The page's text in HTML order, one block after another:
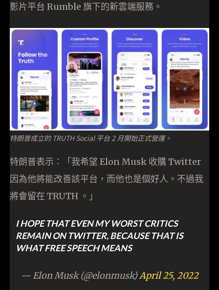
影片平台 Rumble 旗下的新雲端服務。
特朗普成立的 TRUTH Social 平台 2 月開始正式營運。
特朗普表示：「我希望 Elon Musk 收購 Twitter
因為他將能改善該平台，而他也是個好人。不過我
將會留在 TRUTH 。」
I HOPE THAT EVEN MY WORST CRITICS
REMAIN ON TWITTER, BECAUSE THAT IS
WHAT FREE SPEECH MEANS
— Elon Musk (@elonmusk)April 25, 2022